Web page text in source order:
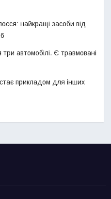
найкращі засоби від
автомобілі. Є травмовані
прикладом для інших